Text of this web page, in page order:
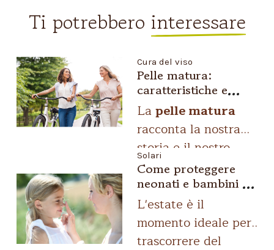
Ti potrebbero interessare
Cura del viso
Pelle matura:
caratteristiche e
trattamenti per
mantenerla bella e
luminosa
Lapelle matura
racconta la nostra
storia e il nostro
percorso:imparare
a valorizzarla è
parte del processo!
Con il passare degli
anni, si sa, la nostra
Solari
Come proteggere
neonati e bambini al
mare o in montagna:
la crema solare bio
per i più piccoli
L'estate è il
momento ideale per
trascorrere del